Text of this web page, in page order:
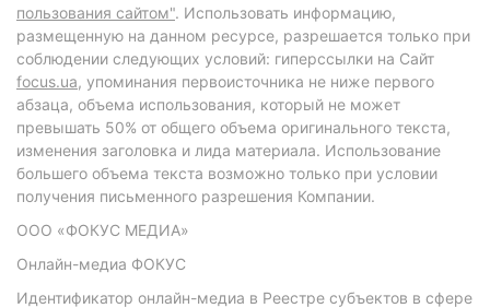
пользования сайтом". Использовать информацию,
размещенную на данном ресурсе, разрешается только при
соблюдении следующих условий: гиперссылки на Сайт
focus.ua, упоминания первоисточника не ниже первого
абзаца, объема использования, который не может
превышать 50% от общего объема оригинального текста,
изменения заголовка и лида материала. Использование
большего объема текста возможно только при условии
получения письменного разрешения Компании.
ООО «ФОКУС МЕДИА»
Онлайн-медиа ФОКУС
Идентификатор онлайн-медиа в Реестре субъектов в сфере